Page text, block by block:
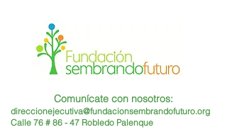
Comunícate con nosotros:
direccionejecutiva@fundacionsembrandofuturo.org
Calle 76 # 86 - 47 Robledo Palenque